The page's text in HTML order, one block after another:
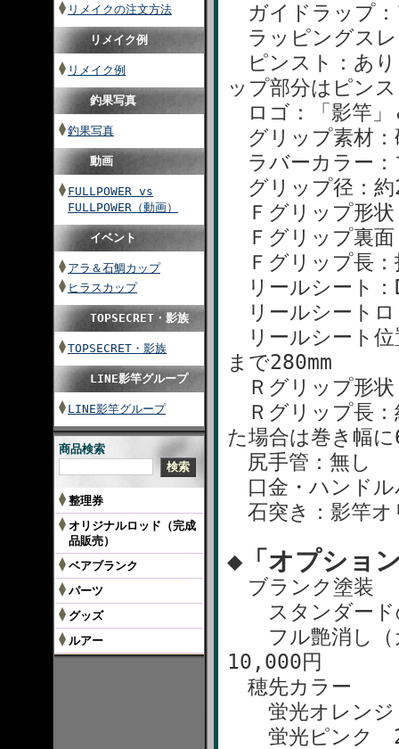
リメイクの注文方法
リメイク例
リメイク例
釣果写真
釣果写真
動画
FULLPOWER vs
FULLPOWER（動画）
イベント
アラ＆石鯛カップ
ヒラスカップ
TOPSECRET・影族
TOPSECRET・影族
LINE影竿グループ
LINE影竿グループ
商品検索
整理券
オリジナルロッド（完成
品販売）
ベアブランク
パーツ
グッズ
ルアー
ガイドラップ：
ラッピングスレ
ピンスト：あり
ップ部分はピン
ロゴ：「影竿」
グリップ素材：
ラバーカラー：
グリップ径：約
Ｆグリップ形状
Ｆグリップ裏面
Ｆグリップ長：
リールシート：
リールシートロ
リールシート位
まで280mm
Ｒグリップ形状
Ｒグリップ長：
た場合は巻き幅
尻手管：無し
口金・ハンドル
石突き：影竿オ
◆「オプショ
ブランク塗装
スタンダード
フル艶消し（
10,000円
穂先カラー
蛍光オレン
蛍光ピンク